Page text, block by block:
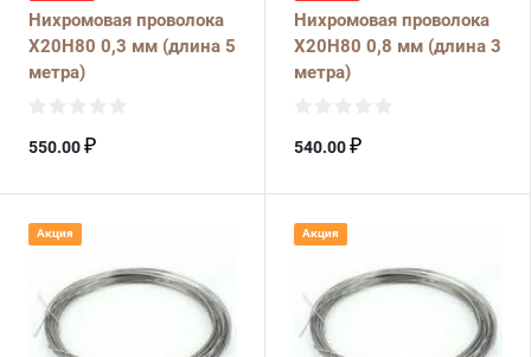
Нихромовая проволока
Х20Н80 0,3 мм (длина 5
метра)
550.00₽
Нихромовая проволока
Х20Н80 0,8 мм (длина 3
метра)
540.00₽
Акция Акция